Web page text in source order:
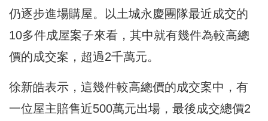
仍逐步進場購屋。以土城永慶團隊最近成交的
10多件成屋案子來看，其中就有幾件為較高總
價的成交案，超過2千萬元。
徐新皓表示，這幾件較高總價的成交案中，有
一位屋主賠售近500萬元出場，最後成交總價2